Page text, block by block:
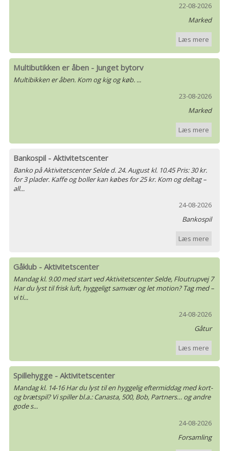
22-08-2026
Marked
Læs mere
Multibutikken er åben - Junget bytorv
Multibikken er åben. Kom og kig og køb. ...
23-08-2026
Marked
Læs mere
Bankospil - Aktivitetscenter
Banko på Aktivitetscenter Selde d. 24. August kl. 10.45 Pris: 30 kr.
for 3 plader. Kaffe og boller kan købes for 25 kr. Kom og deltag –
all...
24-08-2026
Bankospil
Læs mere
Gåklub - Aktivitetscenter
Mandag kl. 9.00 med start ved Aktivitetscenter Selde, Floutrupvej 7
Har du lyst til frisk luft, hyggeligt samvær og let motion? Tag med –
vi ti...
24-08-2026
Gåtur
Læs mere
Spillehygge - Aktivitetscenter
Mandag kl. 14-16 Har du lyst til en hyggelig eftermiddag med kort-
og brætspil? Vi spiller bl.a.: Canasta, 500, Bob, Partners… og andre
gode s...
24-08-2026
Forsamling